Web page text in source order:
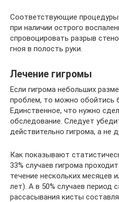
Соответствующие
при наличии острого
спровоцировать разрыв
гноя в полость руки.
Лечение гигромы
Если гигрома небольших
проблем, то можно обойтись
Единственное, что нужно
обследование. Следует
действительно гигрома, а не
Как показывают
33% случаев гигрома
течение нескольких месяцев
лет). А в 50% случаев период
рассасывания кисты